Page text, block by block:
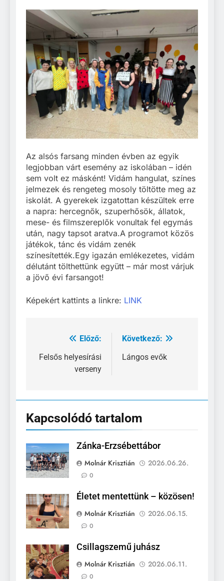
Az alsós farsang minden évben az egyik
legjobban várt esemény az iskolában – idén
sem volt ez másként! Vidám hangulat, színes
jelmezek és rengeteg mosoly töltötte meg az
iskolát. A gyerekek izgatottan készültek erre
a napra: hercegnők, szuperhősök, állatok,
mese- és filmszereplők vonultak fel egymás
után, nagy tapsot aratva.A programot közös
játékok, tánc és vidám zenék
színesítették.Egy igazán emlékezetes, vidám
délutánt tölthettünk együtt – már most várjuk
a jövő évi farsangot!
Képekért kattints a linkre: LINK
Bejegyzés
navigáció
Előző:
Felsős helyesírási
verseny
Következő:
Lángos evők
Kapcsolódó tartalom
Zánka-Erzsébettábor
Molnár Krisztián
2026.06.26.
0
Életet mentettünk – közösen!
Molnár Krisztián
2026.06.15.
0
Csillagszemű juhász
Molnár Krisztián
2026.06.11.
0